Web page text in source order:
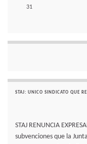
31
STAJ: UNICO SINDICATO QUE
STAJ RENUNCIA
subvenciones que la